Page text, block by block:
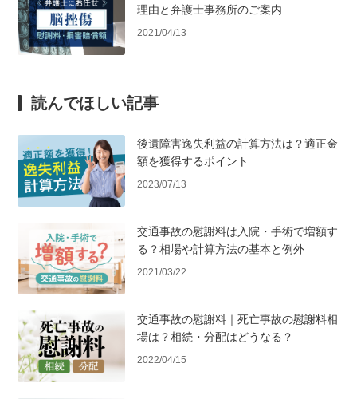
理由と弁護士事務所のご案内
2021/04/13
読んでほしい記事
後遺障害逸失利益の計算方法は？適正金
額を獲得するポイント
2023/07/13
交通事故の慰謝料は入院・手術で増額す
る？相場や計算方法の基本と例外
2021/03/22
交通事故の慰謝料｜死亡事故の慰謝料相
場は？相続・分配はどうなる？
2022/04/15